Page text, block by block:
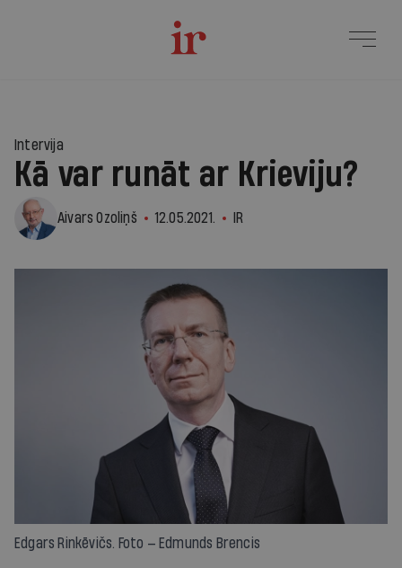
Intervija
Kā var runāt ar Krieviju?
Aivars Ozoliņš 12.05.2021. IR
Edgars Rinkēvičs. Foto — Edmunds Brencis